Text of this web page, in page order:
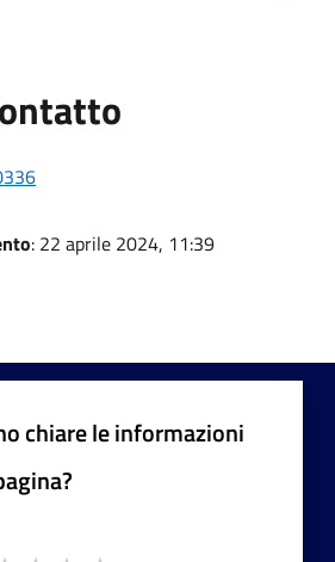
: 22 aprile 2024, 11:39
chiare le informazioni